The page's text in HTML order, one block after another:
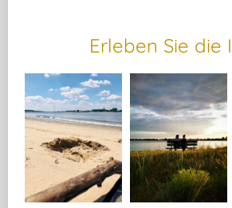
Erleben Sie die